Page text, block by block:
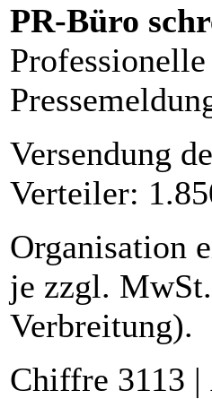
PR-Büro
Versendung
Verteiler:
Organisation
je zzgl.
Verbreitung).
Chiffre 3113 |